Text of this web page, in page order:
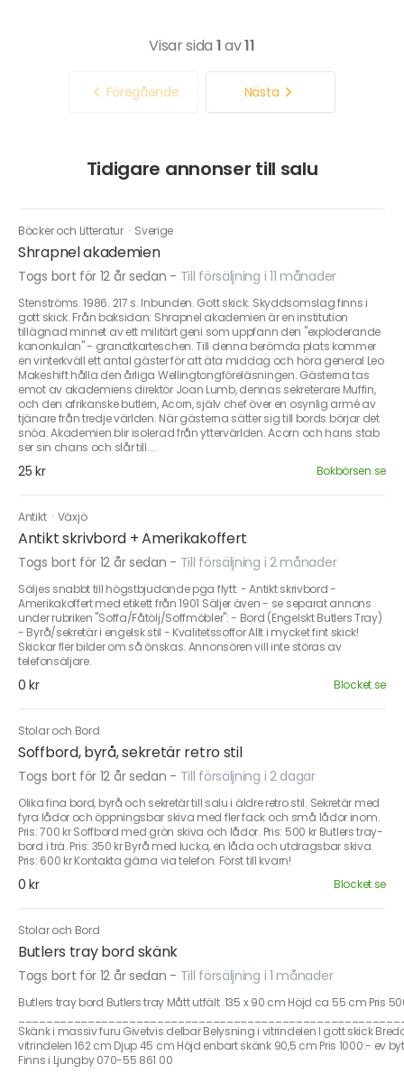
Visar sida 1av11
Föregående Nästa
Tidigare annonser till salu
Böcker och Litteratur · Sverige
Shrapnel akademien
Togs bort för 12 år sedan - Till försäljning i 11 månader
Stenströms. 1986. 217 s. Inbunden. Gott skick. Skyddsomslag finns i
gott skick. Från baksidan: Shrapnel akademien är en institution
tillägnad minnet av ett militärt geni som uppfann den "exploderande
kanonkulan" - granatkarteschen. Till denna berömda plats kommer
en vinterkväll ett antal gäster för att äta middag och höra general Leo
Makeshift hålla den årliga Wellingtongföreläsningen. Gästerna tas
emot av akademiens direktör Joan Lumb, dennas sekreterare Muffin,
och den afrikanske butlern, Acorn, själv chef över en osynlig armé av
tjänare från tredje världen. När gästerna sätter sig till bords börjar det
snöa. Akademien blir isolerad från yttervärlden. Acorn och hans stab
ser sin chans och slår till....
25 kr Bokbörsen.se
Antikt · Växjö
Antikt skrivbord + Amerikakoffert
Togs bort för 12 år sedan - Till försäljning i 2 månader
Säljes snabbt till högstbjudande pga flytt: - Antikt skrivbord -
Amerikakoffert med etikett från 1901 Säljer även - se separat annons
under rubriken "Soffa/Fåtölj/Soffmöbler": - Bord (Engelskt Butlers Tray)
- Byrå/sekretär i engelsk stil - Kvalitetssoffor Allt i mycket fint skick!
Skickar fler bilder om så önskas. Annonsören vill inte störas av
telefonsäljare.
0 kr Blocket.se
Stolar och Bord
Soffbord, byrå, sekretär retro stil
Togs bort för 12 år sedan - Till försäljning i 2 dagar
Olika fina bord, byrå och sekretär till salu i äldre retro stil. Sekretär med
fyra lådor och öppningsbar skiva med fler fack och små lådor inom.
Pris: 700 kr Soffbord med grön skiva och lådor. Pris: 500 kr Butlers tray-
bord i trä. Pris: 350 kr Byrå med lucka, en låda och utdragsbar skiva.
Pris: 600 kr Kontakta gärna via telefon. Först till kvarn!
0 kr Blocket.se
Stolar och Bord
Butlers tray bord skänk
Togs bort för 12 år sedan - Till försäljning i 1 månader
Butlers tray bord Butlers tray Mått utfält .135 x 90 cm Höjd ca 55 cm Pris
Skänk i massiv furu Givetvis delbar Belysning i vitrindelen I gott skick
vitrindelen 162 cm Djup 45 cm Höjd enbart skänk 90,5 cm Pris 1000:- ev
Finns i Ljungby 070-55 861 00